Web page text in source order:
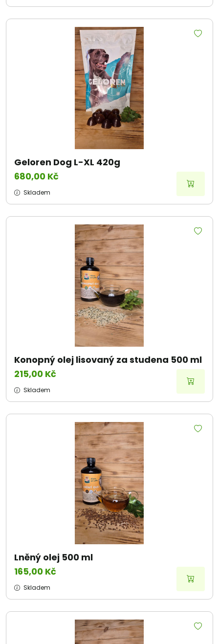
Geloren Dog L-XL 420g
680,00 Kč
Skladem
Konopný olej lisovaný za studena 500 ml
215,00 Kč
Skladem
Lněný olej 500 ml
165,00 Kč
Skladem